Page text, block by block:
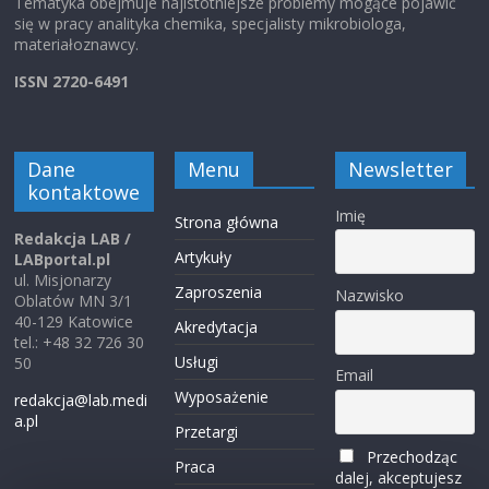
Aktualne informacje o konferencji zamieszczane będą na
stronie domowej Konwersatorium:http://www.kosat.pl/
Przewodnicząca Komitetu Naukowego prof. Ewa Bulska,
Uniwersytet Warszawski
Przewodnicząca Komitetu Organizacyjnego prof. Beata
Godlewska-Żyłkiewicz, Uniwersytet w Białymstoku
INFORMACJE – https://www.kosat.pl/
się w pracy analityka chemika, specjalisty mikrobiologa,
materiałoznawcy.
ISSN 2720-6491
Dane
kontaktowe
Redakcja LAB /
LABportal.pl
ul. Misjonarzy
Oblatów MN 3/1
40-129 Katowice
tel.: +48 32 726 30
50
redakcja@lab.medi
a.pl
Menu
Strona główna
Artykuły
Zaproszenia
Akredytacja
Usługi
Wyposażenie
Przetargi
Praca
Newsletter
Imię
Nazwisko
Email
Przechodząc
dalej, akceptujesz